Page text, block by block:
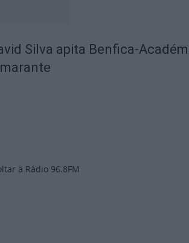
Silva apita Benfica-
à Rádio 96.8FM